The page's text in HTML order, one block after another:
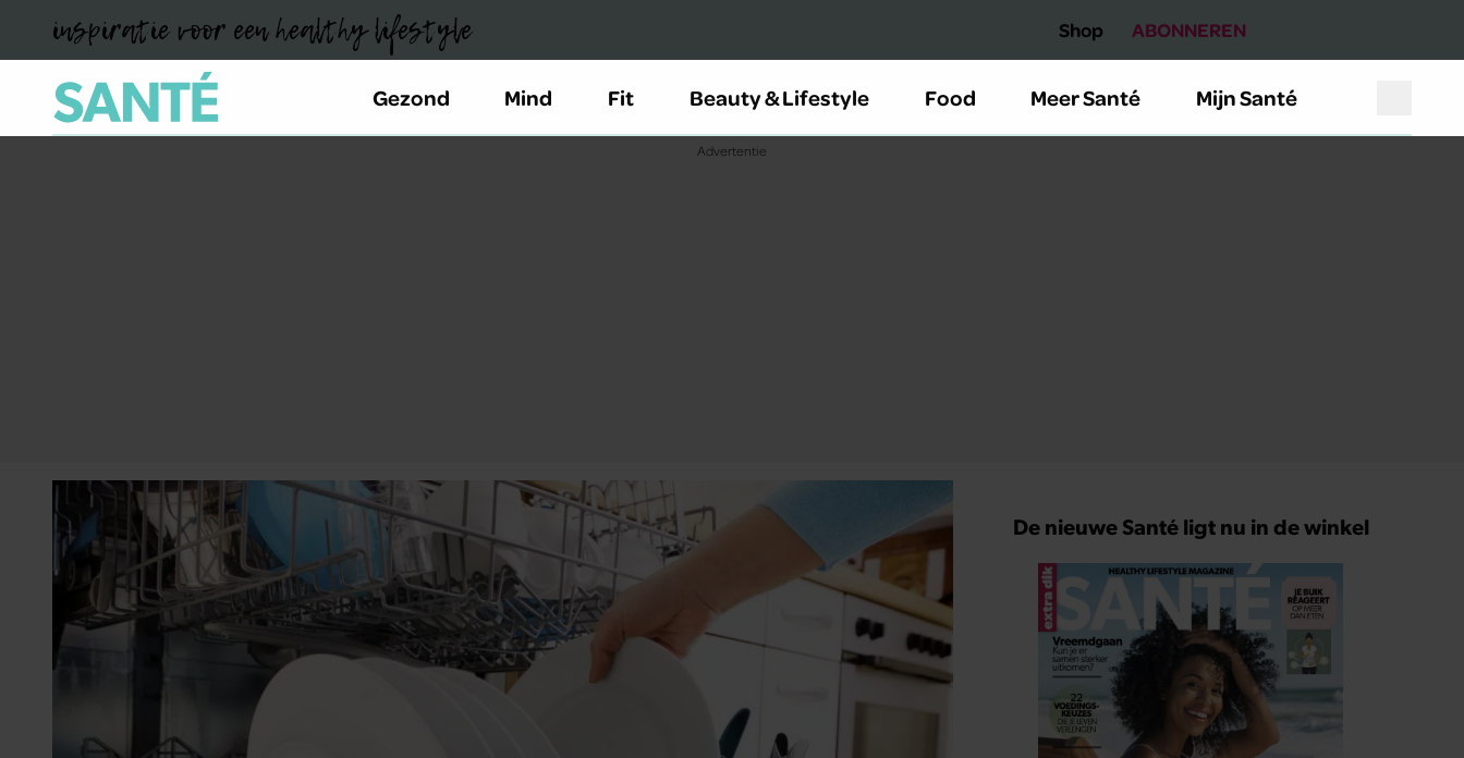
inspiratie voor een healthy lifestyle Shop ABONNEREN
Gezond Mind Fit Beauty & Lifestyle Food Meer Santé Mijn Santé
De nieuwe Santé ligt nu in de winkel